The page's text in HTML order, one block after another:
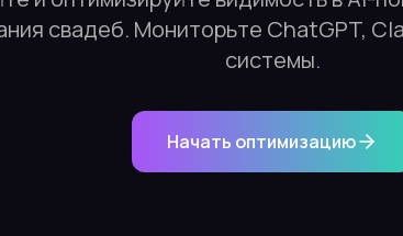
свадеб. Мониторьте ChatGPT,
системы.
Начать оптимизацию